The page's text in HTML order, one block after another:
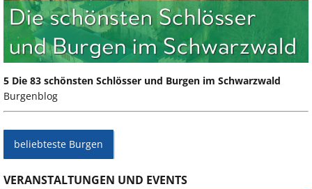
5 Die 83 schönsten Schlösser und Burgen im Schwarzwald
Burgenblog
beliebteste Burgen
VERANSTALTUNGEN UND EVENTS